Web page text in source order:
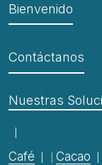
Bienvenido
Contáctanos
Nuestras
Café Cacao